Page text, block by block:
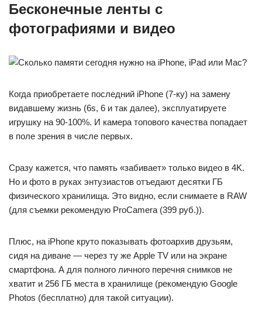
Бесконечные ленты с
фотографиями и видео
Когда приобретаете последний iPhone (7-ку) на замену
видавшему жизнь (6s, 6 и так далее), эксплуатируете
игрушку на 90-100%. И камера топового качества попадает
в поле зрения в числе первых.
Сразу кажется, что память «забивает» только видео в 4K.
Но и фото в руках энтузиастов отъедают десятки ГБ
физического хранилища. Это видно, если снимаете в RAW
(для съемки рекомендую ProCamera (399 руб.)).
Плюс, на iPhone круто показывать фотоархив друзьям,
сидя на диване — через ту же Apple TV или на экране
смартфона. А для полного личного перечня снимков не
хватит и 256 ГБ места в хранилище (рекомендую Google
Photos (бесплатно) для такой ситуации).